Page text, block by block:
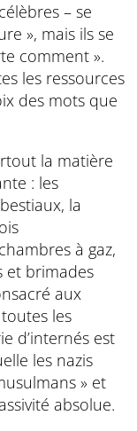
– se
», mais ils se
comment ».
les ressources
des mots que
la matière
: les
la
à gaz,
et brimades
aux
les
d’internés est
les nazis
» et
absolue.